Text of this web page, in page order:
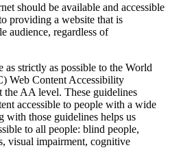
should be available and accessible
providing a website that is
audience, regardless of
strictly as possible to the World
Web Content Accessibility
AA level. These guidelines
accessible to people with a wide
those guidelines helps us
to all people: blind people,
visual impairment, cognitive